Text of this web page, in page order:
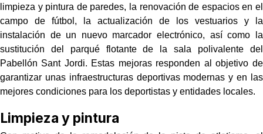
limpieza y pintura de paredes, la renovación de espacios en el
campo de fútbol, la actualización de los vestuarios y la
instalación de un nuevo marcador electrónico, así como la
sustitución del parqué flotante de la sala polivalente del
Pabellón Sant Jordi. Estas mejoras responden al objetivo de
garantizar unas infraestructuras deportivas modernas y en las
mejores condiciones para los deportistas y entidades locales.
Limpieza y pintura